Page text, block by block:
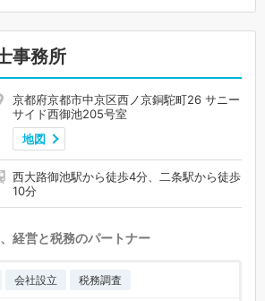
事務所
京都府京都市中京区西ノ京銅駝町26 サニー
サイド西御池205号室
地図
西大路御池駅から徒歩4分、二条駅から徒歩
10分
経営と税務のパートナー
会社設立 税務調査